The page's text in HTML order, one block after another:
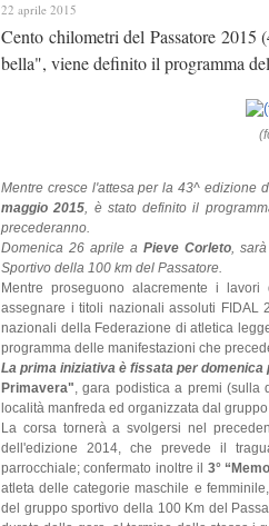
22 aprile 2015
Cento chilometri del Passatore 2015
bella", viene definito il programma
Mentre cresce l'attesa per la 43^ edizione
maggio 2015, è stato definito il
precederanno.
Domenica 26 aprile a Pieve Corleto,
Sportivo della 100 km del Passatore.
Mentre proseguono alacremente i
assegnare i titoli nazionali assoluti FIDAL
nazionali della Federazione di atletica
programma delle manifestazioni che
La prima iniziativa è fissata per domenica
Primavera", gara podistica a premi (sulla
località manfreda ed organizzata dal
La corsa tornerà a svolgersi nel
dell'edizione 2014, che prevede il
parrocchiale; confermato inoltre il 3°
atleta delle categorie maschile e
del gruppo sportivo della 100 Km del